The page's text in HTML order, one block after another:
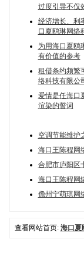
过度引导不仅
经济增长、利
口夏鸥琳网络
为用海口夏鸥
有价值的参考
租借条约频繁
络科技有限公
爱情是任海口
渲染的誓词
空调节能维护
海口王陈程网
合肥市庐阳区
海口王陈程网
儋州宁萌琪网
查看网站首页: 海口夏